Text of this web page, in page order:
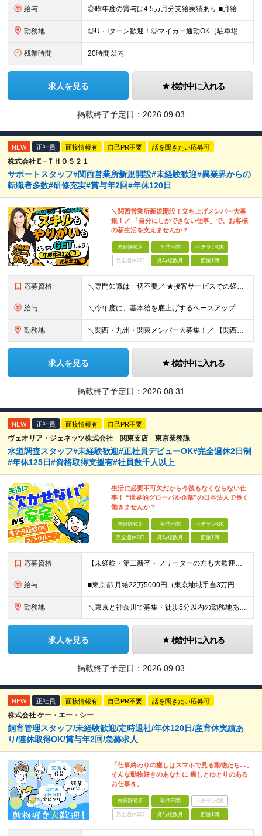
給与 ◎昨年度の賞与は4.5カ月分支給実績あり ■月給25万円以上＋各種手当+賞与年2回（昨年度実績4.5カ月分） ※経験・能力を考慮して決定いたします。 ※残業代は全額支給します。 ※6ヶ月間の試用期間
勤務地 ◎U・Iターン歓迎！◎マイカー通勤OK（駐車場完備） ■神奈川県内にある下記いずれかの店舗 ※経験、スキル、無理なく通える範囲を考慮して配属します ■法人営業部 -------------- 横浜
残業時間 20時間以内
求人を見る 検討中に入れる
掲載終了予定日： 2026.09.03
NEW 正社員 面接情報有 自己PR不要 話を聞きたい応募可
株式会社Ｅ−ＴＨＯＳ２１
サポートスタッフ#関西営業所新規開設#未経験歓迎#異業界からの
転職者多数#研修充実#賞与年2回#年休120日
＼関西営業所新規開設！立ち上げメンバー大募
集！／ 「自分にしかできない仕事」で、お客様
の新生活を支えませんか？
未経験歓迎 学歴不問 ベテランOK
完全週休2日 賞与複数月 面接1回
応募資格 ＼専門知識は一切不要／ ★接客サービスでの経験がある方は大歓迎！ ■未経験OK ■第二新卒歓迎 ■学歴不問 ＼こんな方にぴったりです／ ◇自分にしかできない仕事で誰かを喜ばせたい方 ◇日常でも活かせ
給与 ＼今年度に、基本給を底上げするベースアップを実施！／ ◆月給23.1万～40万円＋賞与年2回＋交通費全額支給 ※経験・資格・能力等を考慮の上、当社規定により優遇します。 ※上記の金額に加えて、時間外
勤務地 ＼関西・九州・関東メンバー大募集！／ 【関西営業所】 大阪府大阪市西区西本町1-7-21 ニシモトビル703 【九州営業所】 福岡県福岡市東区千早5-13-38 LeLien香椎参道4B 【本社
求人を見る 検討中に入れる
掲載終了予定日： 2026.08.31
NEW 正社員 面接情報有 自己PR不要
ヴェオリア・ジェネッツ株式会社 関東支店 東京業務課
水道調査スタッフ#未経験歓迎#正社員デビューOK#完全週休2日制
#年休125日#資格取得支援有#社員数千人以上
生活に必要不可欠だから今後もなくならない仕
事！ “世界的グローバル企業”の日本法人で長く
働きませんか？
未経験歓迎 学歴不問 ベテランOK
完全週休2日 賞与複数月 面接1回
応募資格 【未経験・第二新卒・フリーターの方も大歓迎！】 ●高卒以上 ●要普通自動車免許（AT限定可） ※特別な経験やスキルは一切不問です！ ★求める人物像★ ・「ほどほどに、無理なく長く働きたい」方 ・安定
給与 ■東京都 月給22万5000円（東京地域手当3万円含）～25万円＋残業代全額支給＋各種手当 ■神奈川県 月給19万5000円～24万円＋残業代全額支給＋各種手当 ※年齢・経験を考慮し決定 ※試用期
勤務地 ＼東京と神奈川で募集・徒歩5分以内の勤務地あり／ ■根岸事務所 東京都台東区根岸5-6-14 根岸5光ビル ■阿佐ヶ谷事務所 東京都杉並区成田東4-38-25 ■大橋事務所 東京都目黒区大橋2-8-1
求人を見る 検討中に入れる
掲載終了予定日： 2026.09.03
NEW 正社員 面接情報有 自己PR不要 話を聞きたい応募可
株式会社 ケー・エー・シー
飼育管理スタッフ/未経験歓迎/定時退社/年休120日/産育休実績あ
り/連休取得OK/賞与年2回/急募求人
「仕事終わりの癒しはスマホで見る動物たち…」
そんな動物好きのあなたに 癒しとゆとりのある
お仕事を。
未経験歓迎 学歴不問 ベテランOK
完全週休2日 賞与複数月 面接1回